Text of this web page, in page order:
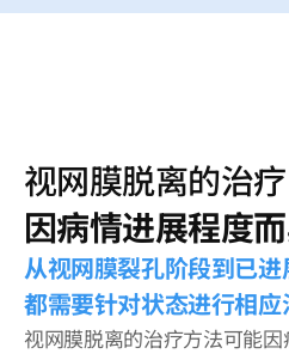
视网膜脱离的治疗
因病情进展程度
从视网膜裂孔阶段到已进
都需要针对状态进行相应
视网膜脱离的治疗方法可能